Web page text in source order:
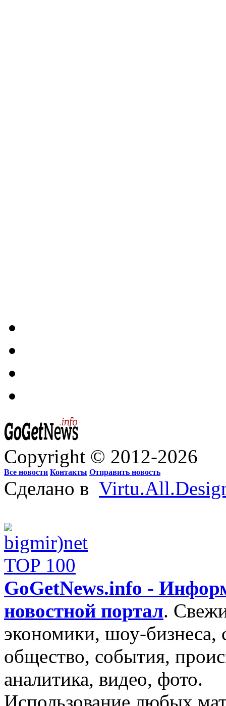
Copyright © 2012-2026
Все новости Контакты Отправить новость
Сделано в
GoGetNews.info -
новостной портал.
экономики, шоу-бизнеса,
общество, события,
аналитика, видео, фото.
Использование любых